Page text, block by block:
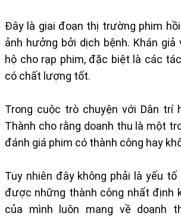
Đây là giai đoạn thị trường phim
ảnh hưởng bởi dịch bệnh. Khán giả
hộ cho rạp phim, đặc biệt là các
có chất lượng tốt.
Trong cuộc trò chuyện với Dân trí
Thành cho rằng doanh thu là một
đánh giá phim có thành công hay
Tuy nhiên đây không phải là yếu
được những thành công nhất định
của mình luôn mang về doanh